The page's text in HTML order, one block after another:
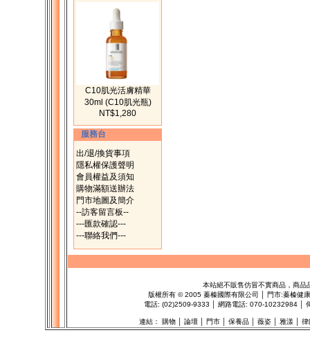
C10肌光活膚精華
30ml (C10肌光瓶)
NT$1,280
服務台
出/退/換貨事項
隱私權保護聲明
會員權益及須知
購物滿額送辦法
門市地圖及簡介
--訪客留言板--
---匯款確認---
---聯絡我們---
本站絕不販售仿冒不實商品，商品
版權所有 ©2005 蓁榛國際有限公司 │ 門市:蓁榛健
電話: (02)2509-9333 │ 網路電話: 070-10232984 │
連結： 購物│ 論壇│ 門市│ 保養品│ 薇姿│ 雅漾 律